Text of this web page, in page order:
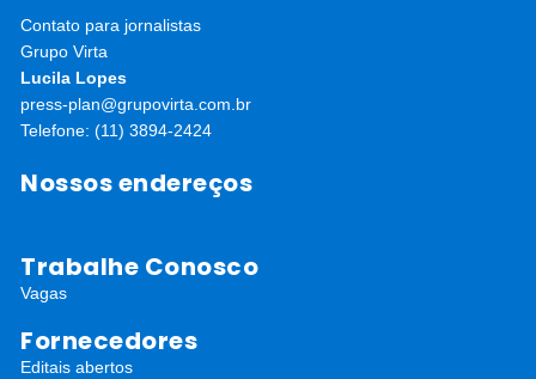
Contato para jornalistas
Grupo Virta
Lucila Lopes
press-plan@grupovirta.com.br
Telefone: (11) 3894-2424
Nossos endereços
Trabalhe Conosco
Vagas
Fornecedores
Editais abertos